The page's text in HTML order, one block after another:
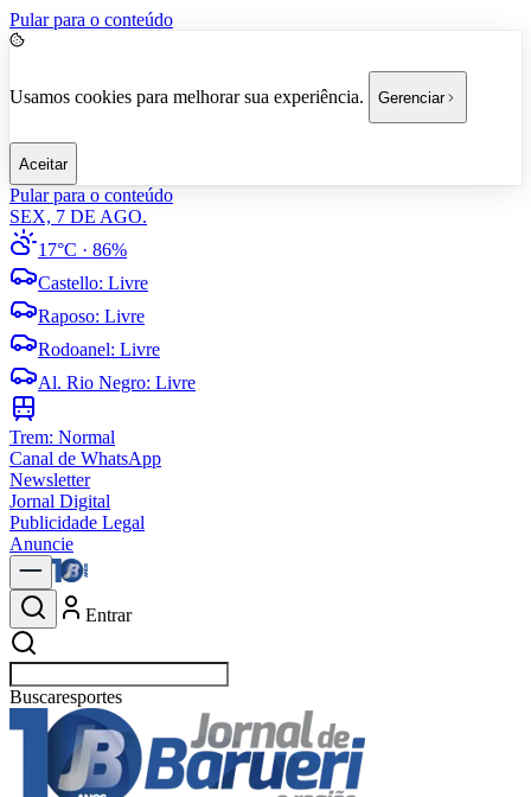
Pular para o conteúdo
Usamos cookies para melhorar sua experiência. Gerenciar
Aceitar
Pular para o conteúdo
SEX, 7 DE AGO.
17°C · 86%
Castello: Livre
Raposo: Livre
Rodoanel: Livre
Al. Rio Negro: Livre
Trem: Normal
Canal de WhatsApp
Newsletter
Jornal Digital
Publicidade Legal
Anuncie
Entrar
Buscarpolítica